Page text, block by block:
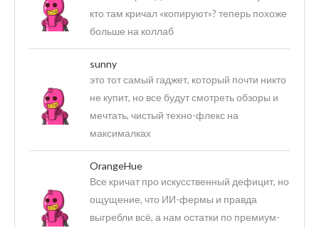
кто там кричал «копируют»? теперь похоже
больше на коллаб
sunny
это тот самый гаджет, который почти никто
не купит, но все будут смотреть обзоры и
мечтать, чистый техно-флекс на
максималках
OrangeHue
Все кричат про искусственный дефицит, но
ощущение, что ИИ-фермы и правда
выгребли всё, а нам остатки по премиум-